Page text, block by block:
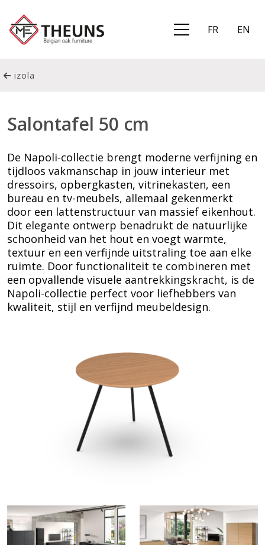
FR EN
izola
Salontafel 50 cm
De Napoli-collectie brengt moderne verfijning en
tijdloos vakmanschap in jouw interieur met
dressoirs, opbergkasten, vitrinekasten, een
bureau en tv-meubels, allemaal gekenmerkt
door een lattenstructuur van massief eikenhout.
Dit elegante ontwerp benadrukt de natuurlijke
schoonheid van het hout en voegt warmte,
textuur en een verfijnde uitstraling toe aan elke
ruimte. Door functionaliteit te combineren met
een opvallende visuele aantrekkingskracht, is de
Napoli-collectie perfect voor liefhebbers van
kwaliteit, stijl en verfijnd meubeldesign.